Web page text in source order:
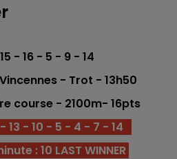
- 16 - 5 - 9 - 14
- Trot - 13h50
course - 2100m- 16pts
13 - 10 - 5 - 4 - 7 - 14
: 10 LAST WINNER